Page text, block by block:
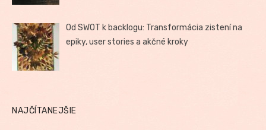
Od SWOT k backlogu: Transformácia zistení na
epiky, user stories a akčné kroky
NAJČÍTANEJŠIE